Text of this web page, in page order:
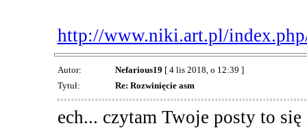
http://www.niki.art.pl/
Autor: Nefarious19 [ 4 lis 2018, o 12:39 ]
Tytuł:
Re: Rozwinięcie asm
ech... czytam Twoje posty to